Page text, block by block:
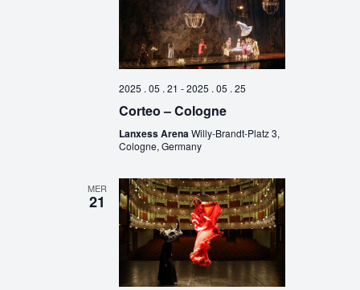
2025 . 05 . 21 -2025 . 05 . 25
Corteo – Cologne
Lanxess Arena Willy-Brandt-Platz 3,
Cologne, Germany
MER
21